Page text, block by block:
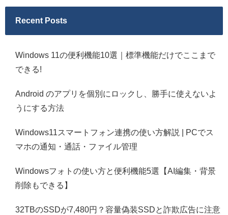
Recent Posts
Windows 11の便利機能10選｜標準機能だけでここまで
できる!
Android のアプリを個別にロックし、勝手に使えないよ
うにする方法
Windows11スマートフォン連携の使い方解説 | PCでス
マホの通知・通話・ファイル管理
Windowsフォトの使い方と便利機能5選【AI編集・背景
削除もできる】
32TBのSSDが7,480円？容量偽装SSDと詐欺広告に注意